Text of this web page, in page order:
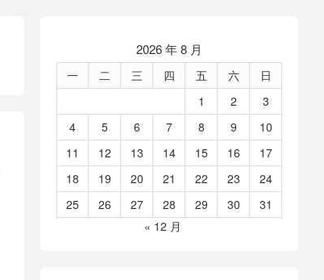
2026 年 8 月
一 二 三 四 五 六
日
1
2
3
4
5 6 7 8 9
10
11
12 13 14 15 16
17
18
19 20 21 22 23
24
25
26 27 28 29 30
31
« 12 月